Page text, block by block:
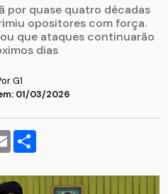
por quase quatro décadas
opositores com força.
que ataques continuarão
dias
G1
01/03/2026
Email